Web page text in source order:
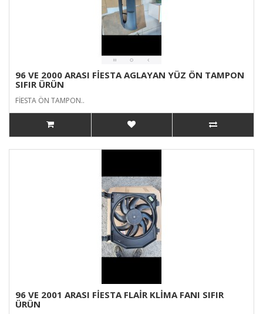
96 VE 2000 ARASI FİESTA AGLAYAN YÜZ ÖN TAMPON
SIFIR ÜRÜN
FİESTA ÖN TAMPON..
96 VE 2001 ARASI FİESTA FLAİR KLİMA FANI SIFIR
ÜRÜN